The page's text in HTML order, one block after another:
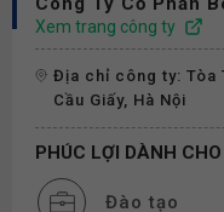
Xem trang công ty
Địa chỉ công ty: Tòa
Cầu Giấy, Hà Nội
PHÚC LỢI DÀNH
Đào tạo